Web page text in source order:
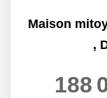
,
188